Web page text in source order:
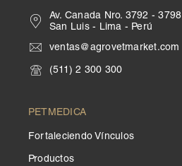
Av. Canada Nro. 3792 - 3798
San Luis - Lima - Perú
ventas@agrovetmarket.com
(511) 2 300 300
PETMEDICA
Fortaleciendo Vínculos
Productos